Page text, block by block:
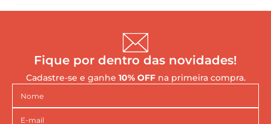
Fique por dentro das novidades!
Cadastre-se e ganhe 10% OFFna primeira compra.